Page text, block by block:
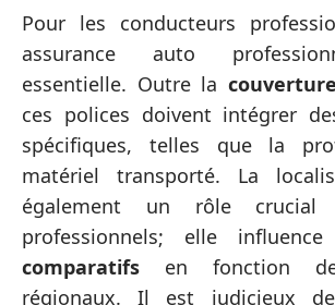
Pour les conducteurs
assurance auto
essentielle. Outre la
ces polices doivent intégrer
spécifiques, telles que la
matériel transporté. La
également un rôle crucial
professionnels; elle
comparatifs en fonction
régionaux. Il est judicieux